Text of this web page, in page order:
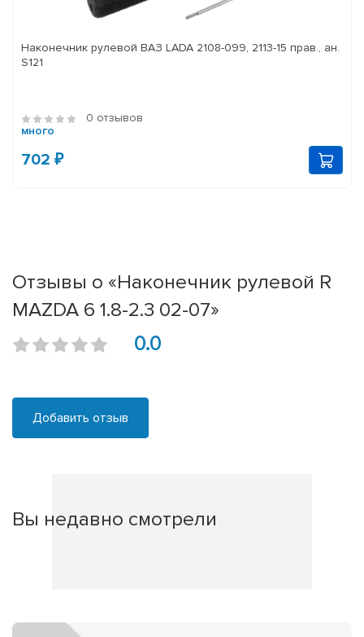
Наконечник рулевой ВАЗ LADA 2108-099, 2113-15 прав., ан.
S121
0 отзывов
много
702 ₽
Отзывы о «Наконечник рулевой R
MAZDA 6 1.8-2.3 02-07»
0.0
Добавить отзыв
Вы недавно смотрели